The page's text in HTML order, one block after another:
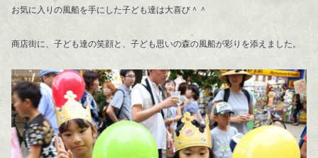
お気に入りの風船を手にした子ども達は大喜び＾＾
商店街に、子ども達の笑顔と、子ども思いの森の風船が彩りを添えました。